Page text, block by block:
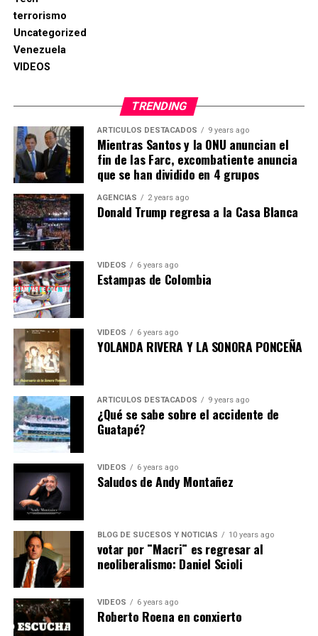
NYT , AGENCIAS
terrorismo
Uncategorized
Venezuela
VIDEOS
TRENDING
ARTICULOS DESTACADOS 9 years ago
Mientras Santos y la ONU anuncian el
fin de las Farc, excombatiente anuncia
que se han dividido en 4 grupos
AGENCIAS 2 years ago
Donald Trump regresa a la Casa Blanca
VIDEOS 6 years ago
Estampas de Colombia
VIDEOS 6 years ago
YOLANDA RIVERA Y LA SONORA PONCEÑA
ARTICULOS DESTACADOS 9 years ago
¿Qué se sabe sobre el accidente de
Guatapé?
VIDEOS 6 years ago
Saludos de Andy Montañez
BLOG DE SUCESOS Y NOTICIAS 10 years ago
votar por ¨Macri¨ es regresar al
neoliberalismo: Daniel Scioli
VIDEOS 6 years ago
Roberto Roena en conxierto